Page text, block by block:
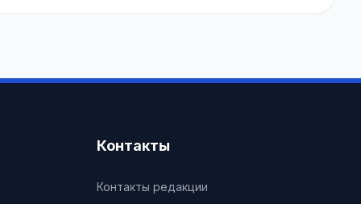
Контакты
Контакты редакции